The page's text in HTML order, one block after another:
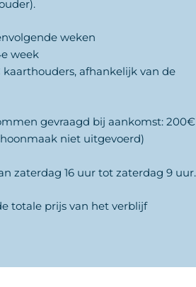
weken
week
kaarthouders, afhankelijk van de
gevraagd bij aankomst: 200€
niet uitgevoerd)
zaterdag 16 uur tot zaterdag 9 uur.
totale prijs van het verblijf